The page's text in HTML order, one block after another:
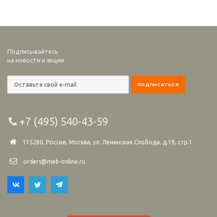
Подписывайтесь
на новости и акции
+7 (495) 540-43-59
115280, Россия, Москва, ул. Ленинская Слобода, д.19, стр.1
orders@meb-online.ru